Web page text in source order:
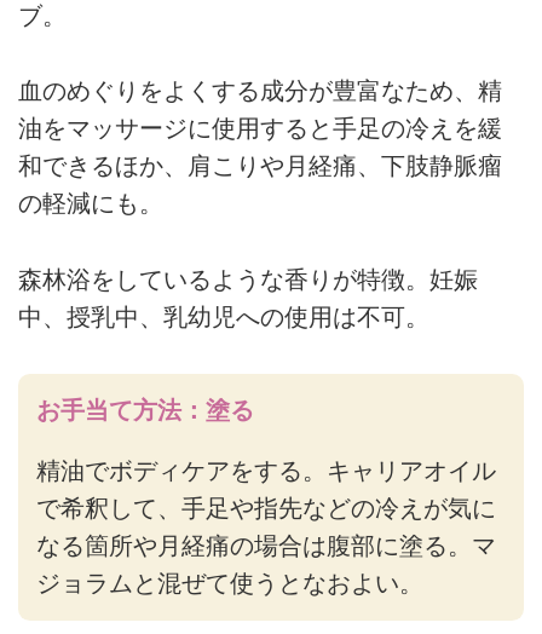
ブ。
血のめぐりをよくする成分が豊富なため、精
油をマッサージに使用すると手足の冷えを緩
和できるほか、肩こりや月経痛、下肢静脈瘤
の軽減にも。
森林浴をしているような香りが特徴。妊娠
中、授乳中、乳幼児への使用は不可。
お手当て方法：塗る
精油でボディケアをする。キャリアオイル
で希釈して、手足や指先などの冷えが気に
なる箇所や月経痛の場合は腹部に塗る。マ
ジョラムと混ぜて使うとなおよい。